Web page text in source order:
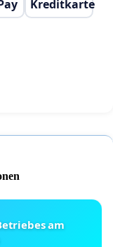
Kreditkarte
am